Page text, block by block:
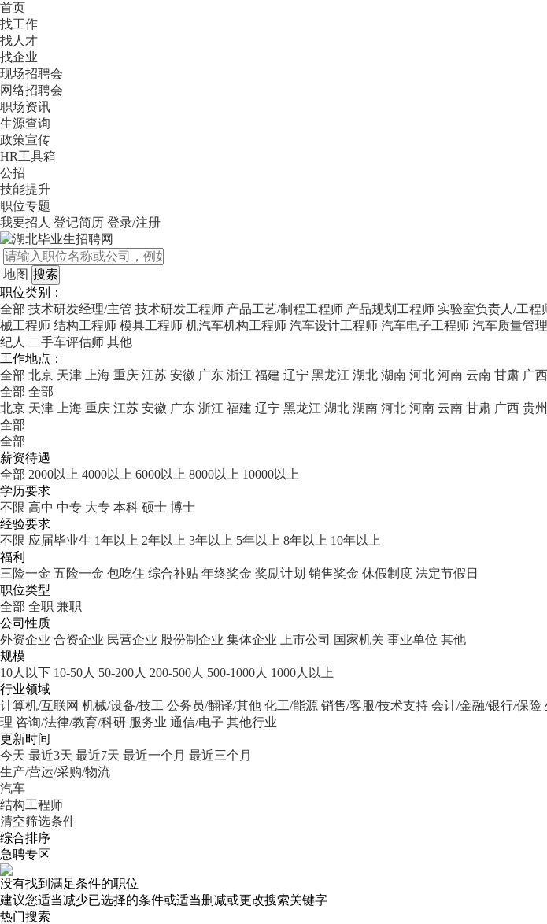
首页
找工作
找人才
找企业
现场招聘会
网络招聘会
职场资讯
生源查询
政策宣传
HR工具箱
公招
技能提升
职位专题
我要招人 登记简历 登录/注册
地图
职位类别：
全部 技术研发经理/主管 技术研发工程师 产品工艺/制程工程师 产品规划工程师 实验室负责人/工程
械工程师 结构工程师 模具工程师 机汽车机构工程师 汽车设计工程师 汽车电子工程师 汽车质量管理
纪人 二手车评估师 其他
工作地点：
全部 北京 天津 上海 重庆 江苏 安徽 广东 浙江 福建 辽宁 黑龙江 湖北 湖南 河北 河南 云南 甘肃 广西
全部 全部
北京 天津 上海 重庆 江苏 安徽 广东 浙江 福建 辽宁 黑龙江 湖北 湖南 河北 河南 云南 甘肃 广西 贵州
全部
全部
薪资待遇
全部 2000以上 4000以上 6000以上 8000以上 10000以上
学历要求
不限 高中 中专 大专 本科 硕士 博士
经验要求
不限 应届毕业生 1年以上 2年以上 3年以上 5年以上 8年以上 10年以上
福利
三险一金 五险一金 包吃住 综合补贴 年终奖金 奖励计划 销售奖金 休假制度 法定节假日
职位类型
全部 全职 兼职
公司性质
外资企业 合资企业 民营企业 股份制企业 集体企业 上市公司 国家机关 事业单位 其他
规模
10人以下 10-50人 50-200人 200-500人 500-1000人 1000人以上
行业领域
计算机/互联网 机械/设备/技工 公务员/翻译/其他 化工/能源 销售/客服/技术支持 会计/金融/银行/保险
理 咨询/法律/教育/科研 服务业 通信/电子 其他行业
更新时间
今天 最近3天 最近7天 最近一个月 最近三个月
生产/营运/采购/物流
汽车
结构工程师
清空筛选条件
综合排序
急聘专区
没有找到满足条件的职位
建议您适当减少已选择的条件或适当删减或更改搜索关键字
热门搜索